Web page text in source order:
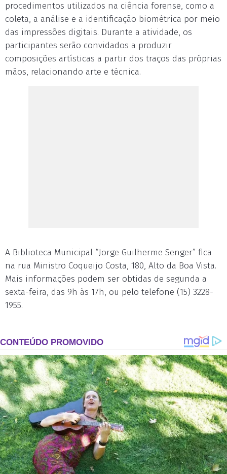
procedimentos utilizados na ciência forense, como a
coleta, a análise e a identificação biométrica por meio
das impressões digitais. Durante a atividade, os
participantes serão convidados a produzir
composições artísticas a partir dos traços das próprias
mãos, relacionando arte e técnica.
A Biblioteca Municipal “Jorge Guilherme Senger” fica
na rua Ministro Coqueijo Costa, 180, Alto da Boa Vista.
Mais informações podem ser obtidas de segunda a
sexta-feira, das 9h às 17h, ou pelo telefone (15) 3228-
1955.